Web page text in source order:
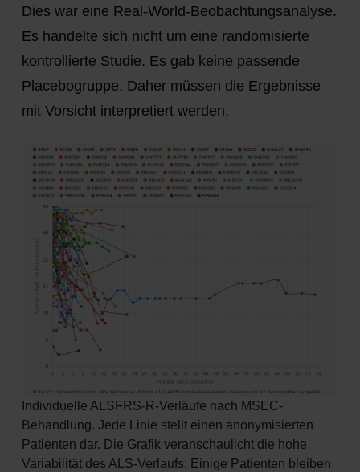
Dies war eine Real-World-Beobachtungsanalyse.
Es handelte sich nicht um eine randomisierte
kontrollierte Studie. Es gab keine passende
Placebogruppe. Daher müssen die Ergebnisse
mit Vorsicht interpretiert werden.
Individuelle ALSFRS-R-Verläufe nach MSEC-
Behandlung. Jede Linie stellt einen anonymisierten
Patienten dar. Die Grafik veranschaulicht die hohe
Variabilität des ALS-Verlaufs: Einige Patienten bleiben